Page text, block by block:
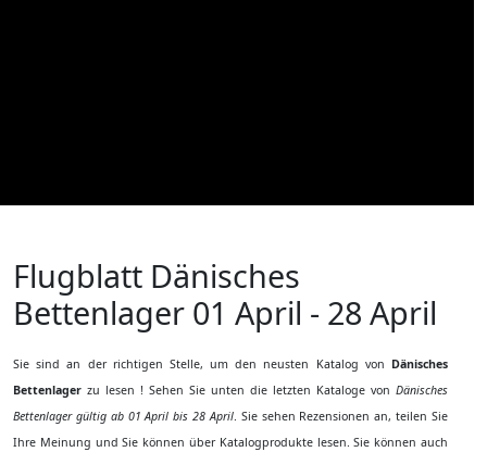
Flugblatt Dänisches
Bettenlager 01 April - 28 April
Sie sind an der richtigen Stelle, um den neusten Katalog von Dänisches
Bettenlager zu lesen ! Sehen Sie unten die letzten Kataloge von Dänisches
Bettenlager gültig ab 01 April bis 28 April. Sie sehen Rezensionen an, teilen Sie
Ihre Meinung und Sie können über Katalogprodukte lesen. Sie können auch